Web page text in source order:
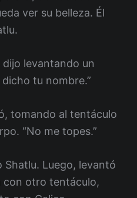
ver su belleza. Él
dijo levantando un
tu nombre.”
tomando al tentáculo
“No me topes.”
Shatlu. Luego, levantó
con otro tentáculo,